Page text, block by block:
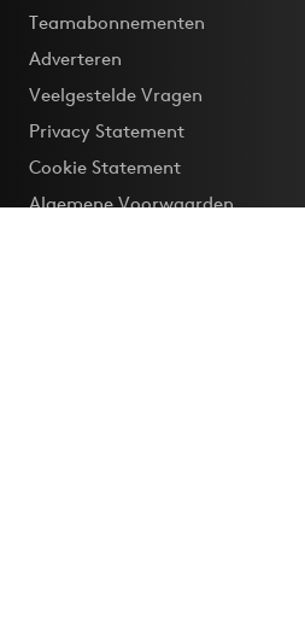
Teamabonnementen
Adverteren
Veelgestelde Vragen
Privacy Statement
Cookie Statement
Algemene Voorwaarden